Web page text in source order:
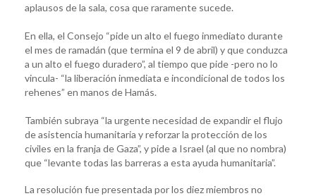
aplausos de la sala, cosa que raramente sucede.
En ella, el Consejo “pide un alto el fuego inmediato durante
el mes de ramadán (que termina el 9 de abril) y que conduzca
a un alto el fuego duradero”, al tiempo que pide -pero no lo
vincula- “la liberación inmediata e incondicional de todos los
rehenes” en manos de Hamás.
También subraya “la urgente necesidad de expandir el flujo
de asistencia humanitaria y reforzar la protección de los
civiles en la franja de Gaza”, y pide a Israel (al que no nombra)
que “levante todas las barreras a esta ayuda humanitaria”.
La resolución fue presentada por los diez miembros no